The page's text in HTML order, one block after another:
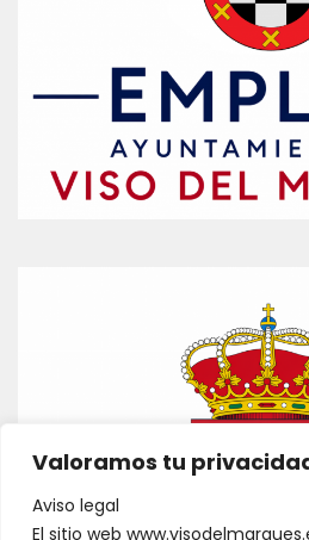
Valoramos tu
Aviso legal
El sitio web